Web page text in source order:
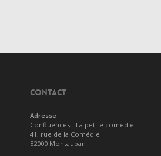
CONTACT
Adresse
Confluences - La petite comédie
41, rue de la Comédie
82000 Montauban